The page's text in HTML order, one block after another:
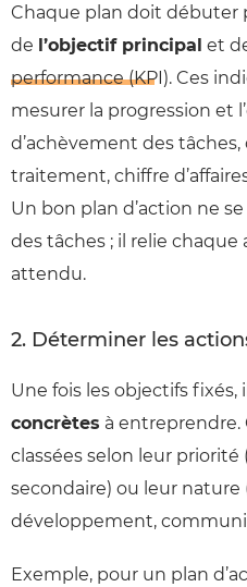
Chaque plan doit débuter
de l’objectif principal et
performance (KPI). Ces
mesurer la progression et
d’achèvement des
traitement, chiffre
Un bon plan d’action ne
des tâches ; il relie
attendu.
2. Déterminer les
Une fois les objectifs fixés,
concrètes à entreprendre.
classées selon leur
secondaire) ou leur nature
développement,
Exemple, pour un plan